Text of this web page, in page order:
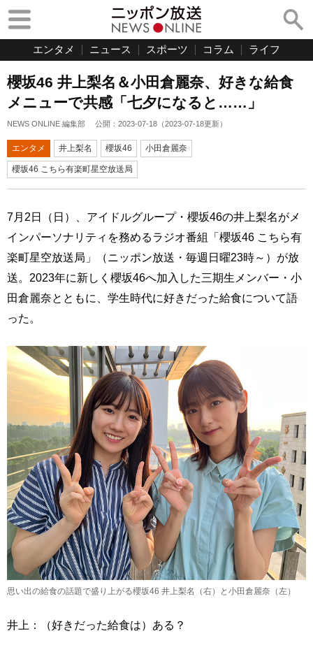
エンタメ ニュース スポーツ コラム ライフ
櫻坂46 井上梨名＆小田倉麗奈、好きな給食
メニューで共感「七夕になると……」
NEWS ONLINE 編集部 公開： 2023-07-18 （2023-07-18更新）
エンタメ 井上梨名 櫻坂46 小田倉麗奈
櫻坂46 こちら有楽町星空放送局
7月2日（日）、アイドルグループ・櫻坂46の井上梨名がメ
インパーソナリティを務めるラジオ番組「櫻坂46 こちら有
楽町星空放送局」（ニッポン放送・毎週日曜23時～）が放
送。2023年に新しく櫻坂46へ加入した三期生メンバー・小
田倉麗奈とともに、学生時代に好きだった給食について語
った。
思い出の給食の話題で盛り上がる櫻坂46 井上梨名（右）と小田倉麗奈（左）
井上：（好きだった給食は）ある？